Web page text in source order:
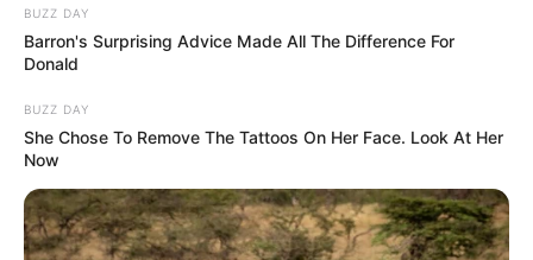
BUZZ DAY
Barron's Surprising Advice Made All The Difference For
Donald
BUZZ DAY
She Chose To Remove The Tattoos On Her Face. Look At Her
Now